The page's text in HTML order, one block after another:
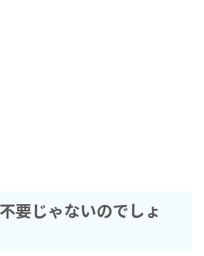
要じゃないのでしょ